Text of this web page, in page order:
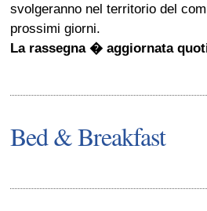
svolgeranno nel territorio del
prossimi giorni.
La rassegna � aggiornata
Bed & Breakfast